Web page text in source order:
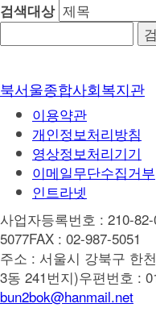
검색대상
북서울종합사회복지관
이용약관
개인정보처리방침
영상정보처리기기
이메일무단수집거부
인트라넷
사업자등록번호 : 210-
5077FAX : 02-987-5051
주소 : 서울시 강북구 한
3동 241번지)우편번호 :
bun2bok@hanmail.net